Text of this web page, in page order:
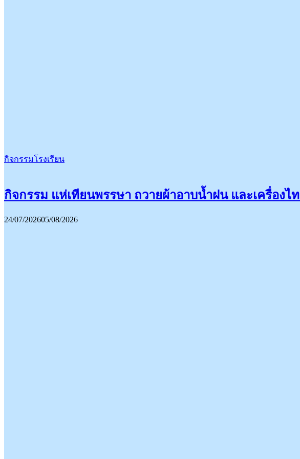
กิจกรรมโรงเรียน
กิจกรรม แห่เทียนพรรษา ถวายผ้าอาบน้ำฝน และเครื่อง
24/07/202605/08/2026